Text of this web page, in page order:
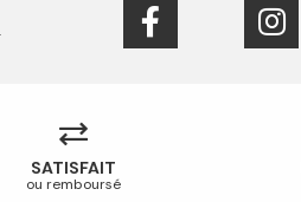
SATISFAIT
ou remboursé